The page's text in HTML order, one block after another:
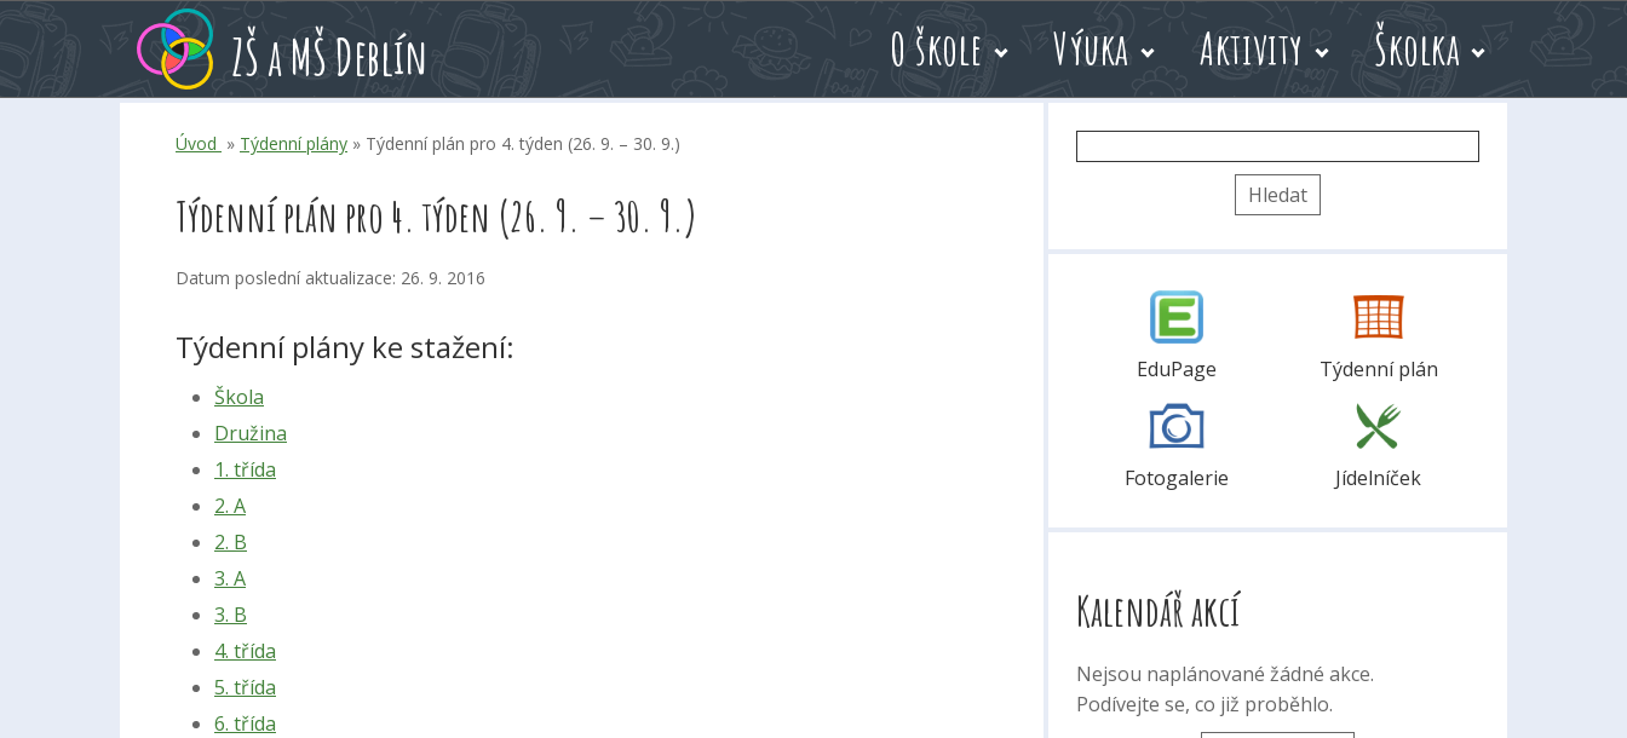
obsah
volby
akcí
ZŠ a MŠ Deblín O škole Výuka Aktivity Školka
Úvod » Týdenní plány » Týdenní plán pro 4. týden (26. 9. – 30. 9.)
Týdenní plán pro 4. týden (26. 9. – 30. 9.)
Datum poslední aktualizace: 26. 9. 2016
Týdenní plány ke stažení:
Škola
Družina
1. třída
2. A
2. B
3. A
3. B
4. třída
5. třída
6. třída
EduPage Týdenní plán
Fotogalerie Jídelníček
Kalendář akcí
Nejsou naplánované žádné akce.
Podívejte se, co již proběhlo.